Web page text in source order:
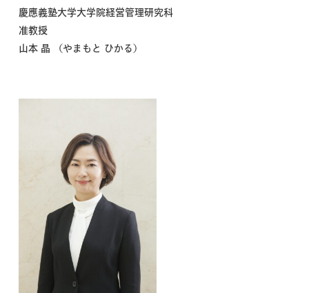
慶應義塾大学大学院経営管理研究科
准教授
山本 晶 （やまもと ひかる）